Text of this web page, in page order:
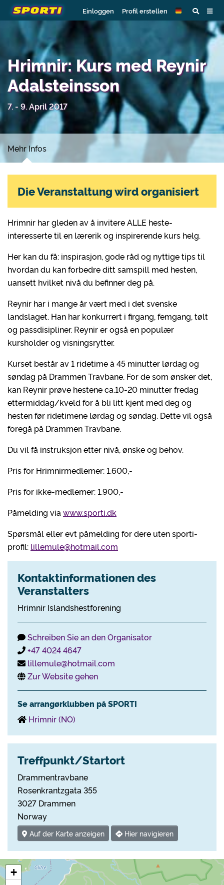
Einloggen Profil erstellen
Hrimnir: Kurs med Reynir
Adalsteinsson
7. - 9. April 2017
Mehr Infos
Hrimnir har gleden av å invitere ALLE heste-
interesserte til en lærerik og inspirerende kurs helg.
Her kan du få: inspirasjon, gode råd og nyttige tips til
hvordan du kan forbedre ditt samspill med hesten,
uansett hvilket nivå du befinner deg på.
Reynir har i mange år vært med i det svenske
landslaget. Han har konkurrert i firgang, femgang, tølt
og passdisipliner. Reynir er også en populær
kursholder og visningsrytter.
Kurset består av 1 ridetime à 45 minutter lørdag og
søndag på Drammen Travbane. For de som ønsker det,
kan Reynir prøve hestene ca.10-20 minutter fredag
ettermiddag/kveld for å bli litt kjent med deg og
hesten før ridetimene lørdag og søndag. Dette vil også
foregå på Drammen Travbane.
Du vil få instruksjon etter nivå, ønske og behov.
Pris for Hrimnirmedlemer: 1.600,-
Pris for ikke-medlemer: 1.900,-
Påmelding via www.sporti.dk
Spørsmål eller evt påmelding for dere uten sporti-
profil: lillemule@hotmail.com
Kontaktinformationen des
Veranstalters
Hrimnir Islandshestforening
Schreiben Sie an den Organisator
+47 4024 4647
lillemule@hotmail.com
Zur Website gehen
Se arrangørklubben på SPORTI
Hrimnir (NO)
Treffpunkt/Startort
Drammentravbane
Rosenkrantzgata 355
3027 Drammen
Norway
Auf der Karte anzeigen Hier navigieren
Die Veranstaltung wird organisiert
+